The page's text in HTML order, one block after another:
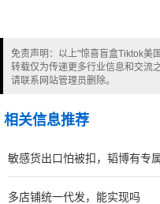
免责声明：以上"惊喜盲盒Tiktok美
转载仅为传递更多行业信息和交流
请联系网站管理员删除。
相关信息推荐
敏感货出口怕被扣，韬博有专
多店铺统一代发，能实现吗